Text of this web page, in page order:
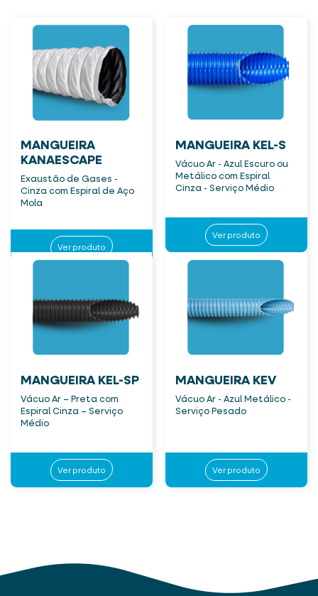
MANGUEIRA
KANAESCAPE
Exaustão de Gases -
Cinza com Espiral de Aço
Mola
Ver produto
MANGUEIRA KEL-S
Vácuo Ar - Azul Escuro ou
Metálico com Espiral
Cinza - Serviço Médio
Ver produto
MANGUEIRA KEL-SP
Vácuo Ar – Preta com
Espiral Cinza – Serviço
Médio
Ver produto
MANGUEIRA KEV
Vácuo Ar - Azul Metálico -
Serviço Pesado
Ver produto